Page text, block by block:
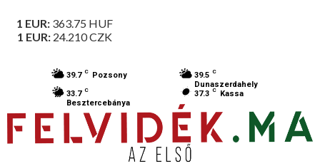
1 EUR: 363.75 HUF
1 EUR: 24.210CZK
39.7 C Pozsony 39.5 C
Dunaszerdahely
33.7 C
Besztercebánya
37.3 C Kassa